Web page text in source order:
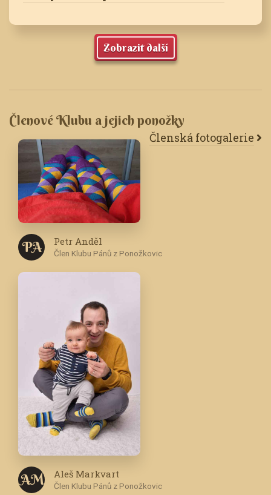
Zobrazit další
Členové Klubu a jejich ponožky
Členská fotogalerie
P A Petr Anděl
Člen Klubu Pánů z Ponožkovic
A M Aleš Markvart
Člen Klubu Pánů z Ponožkovic